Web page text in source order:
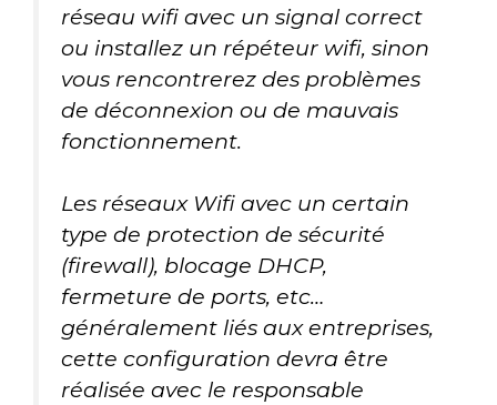
réseau wifi avec un signal correct
ou installez un répéteur wifi, sinon
vous rencontrerez des problèmes
de déconnexion ou de mauvais
fonctionnement.
Les réseaux Wifi avec un certain
type de protection de sécurité
(firewall), blocage DHCP,
fermeture de ports, etc…
généralement liés aux entreprises,
cette configuration devra être
réalisée avec le responsable